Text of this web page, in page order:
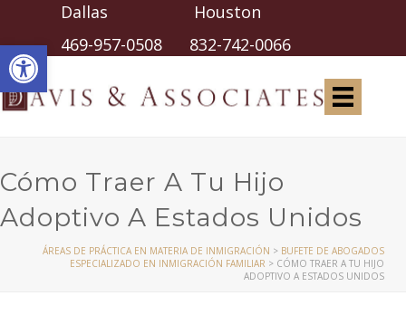
Abrir barra de herramientas
Dallas Houston
469-957-0508 832-742-0066
Cómo Traer A Tu Hijo
Adoptivo A Estados Unidos
ÁREAS DE PRÁCTICA EN MATERIA DE INMIGRACIÓN > BUFETE DE ABOGADOS
ESPECIALIZADO EN INMIGRACIÓN FAMILIAR > CÓMO TRAER A TU HIJO
ADOPTIVO A ESTADOS UNIDOS